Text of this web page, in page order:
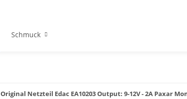
Schmuck
Original Netzteil Edac EA10203 Output: 9-12V - 2A Paxar